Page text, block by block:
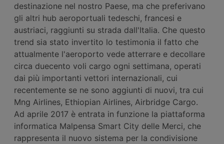
destinazione nel nostro Paese, ma che preferivano
gli altri hub aeroportuali tedeschi, francesi e
austriaci, raggiunti su strada dall'Italia. Che questo
trend sia stato invertito lo testimonia il fatto che
attualmente l'aeroporto vede atterrare e decollare
circa duecento voli cargo ogni settimana, operati
dai più importanti vettori internazionali, cui
recentemente se ne sono aggiunti di nuovi, tra cui
Mng Airlines, Ethiopian Airlines, Airbridge Cargo.
Ad aprile 2017 è entrata in funzione la piattaforma
informatica Malpensa Smart City delle Merci, che
rappresenta il nuovo sistema per la condivisione